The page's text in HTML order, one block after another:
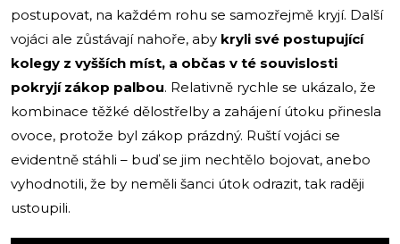
postupovat, na každém rohu se samozřejmě kryjí. Další
vojáci ale zůstávají nahoře, aby kryli své postupující
kolegy z vyšších míst, a občas v té souvislosti
pokryjí zákop palbou. Relativně rychle se ukázalo, že
kombinace těžké dělostřelby a zahájení útoku přinesla
ovoce, protože byl zákop prázdný. Ruští vojáci se
evidentně stáhli – buď se jim nechtělo bojovat, anebo
vyhodnotili, že by neměli šanci útok odrazit, tak raději
ustoupili.